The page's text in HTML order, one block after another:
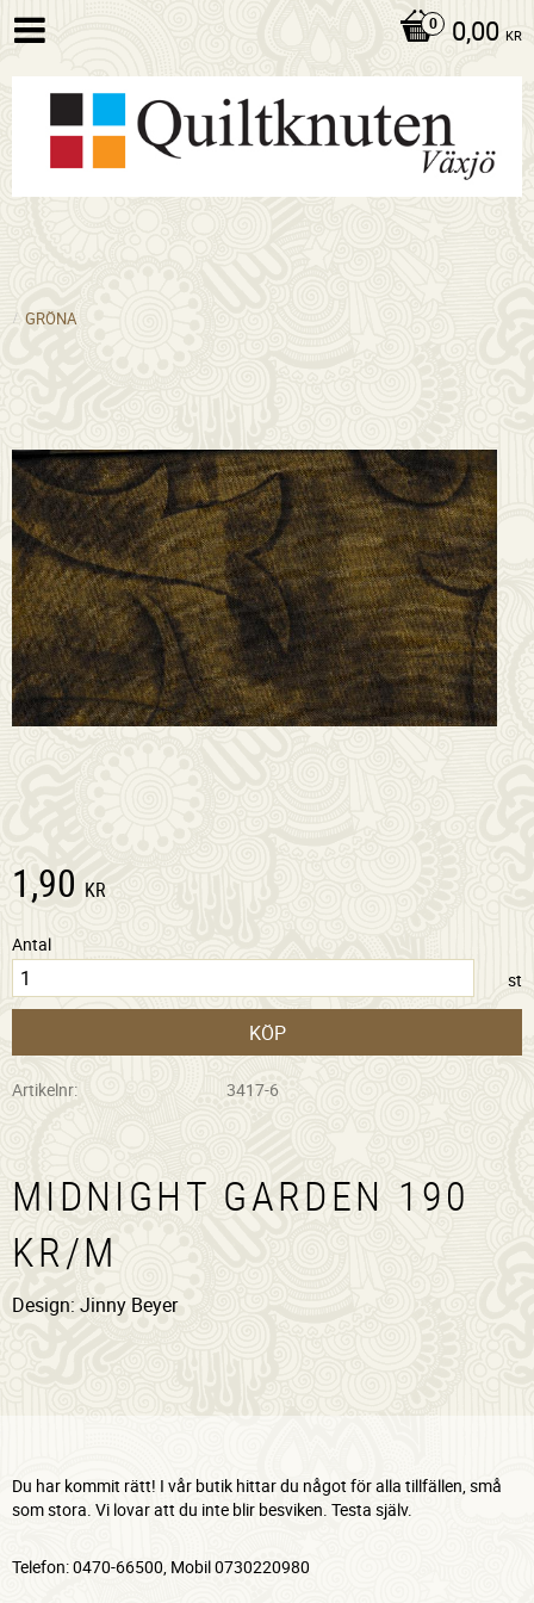
0,00 KR
GRÖNA
1,90 KR
Antal
st
KÖP
Artikelnr 3417-6
MIDNIGHT GARDEN 190
KR/M
Design: Jinny Beyer
Du har kommit rätt! I vår butik hittar du något för alla tillfällen, små
som stora. Vi lovar att du inte blir besviken. Testa själv.
Telefon: 0470-66500, Mobil 0730220980